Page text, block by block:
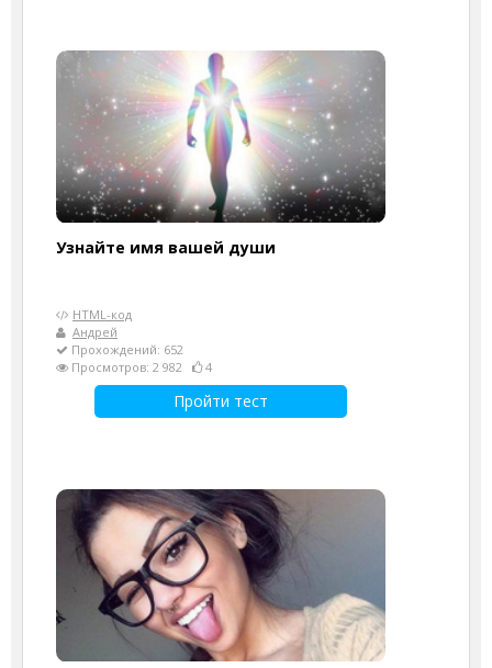
Узнайте имя вашей души
HTML-код
Андрей
Прохождений: 652
Просмотров: 2 982
4
Пройти тест